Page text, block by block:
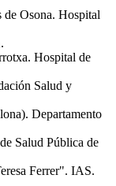
de Osona. Hospital
Hospital de
Salud y
Departamento
Salud Pública de
Ferrer". IAS.